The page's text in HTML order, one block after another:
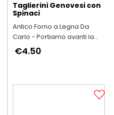
Taglierini Genovesi con
Spinaci
Antico Forno a Legna Da
Carlo - Portiamo avanti la
qualità e il buon gusto di
“una volta"
€4.50